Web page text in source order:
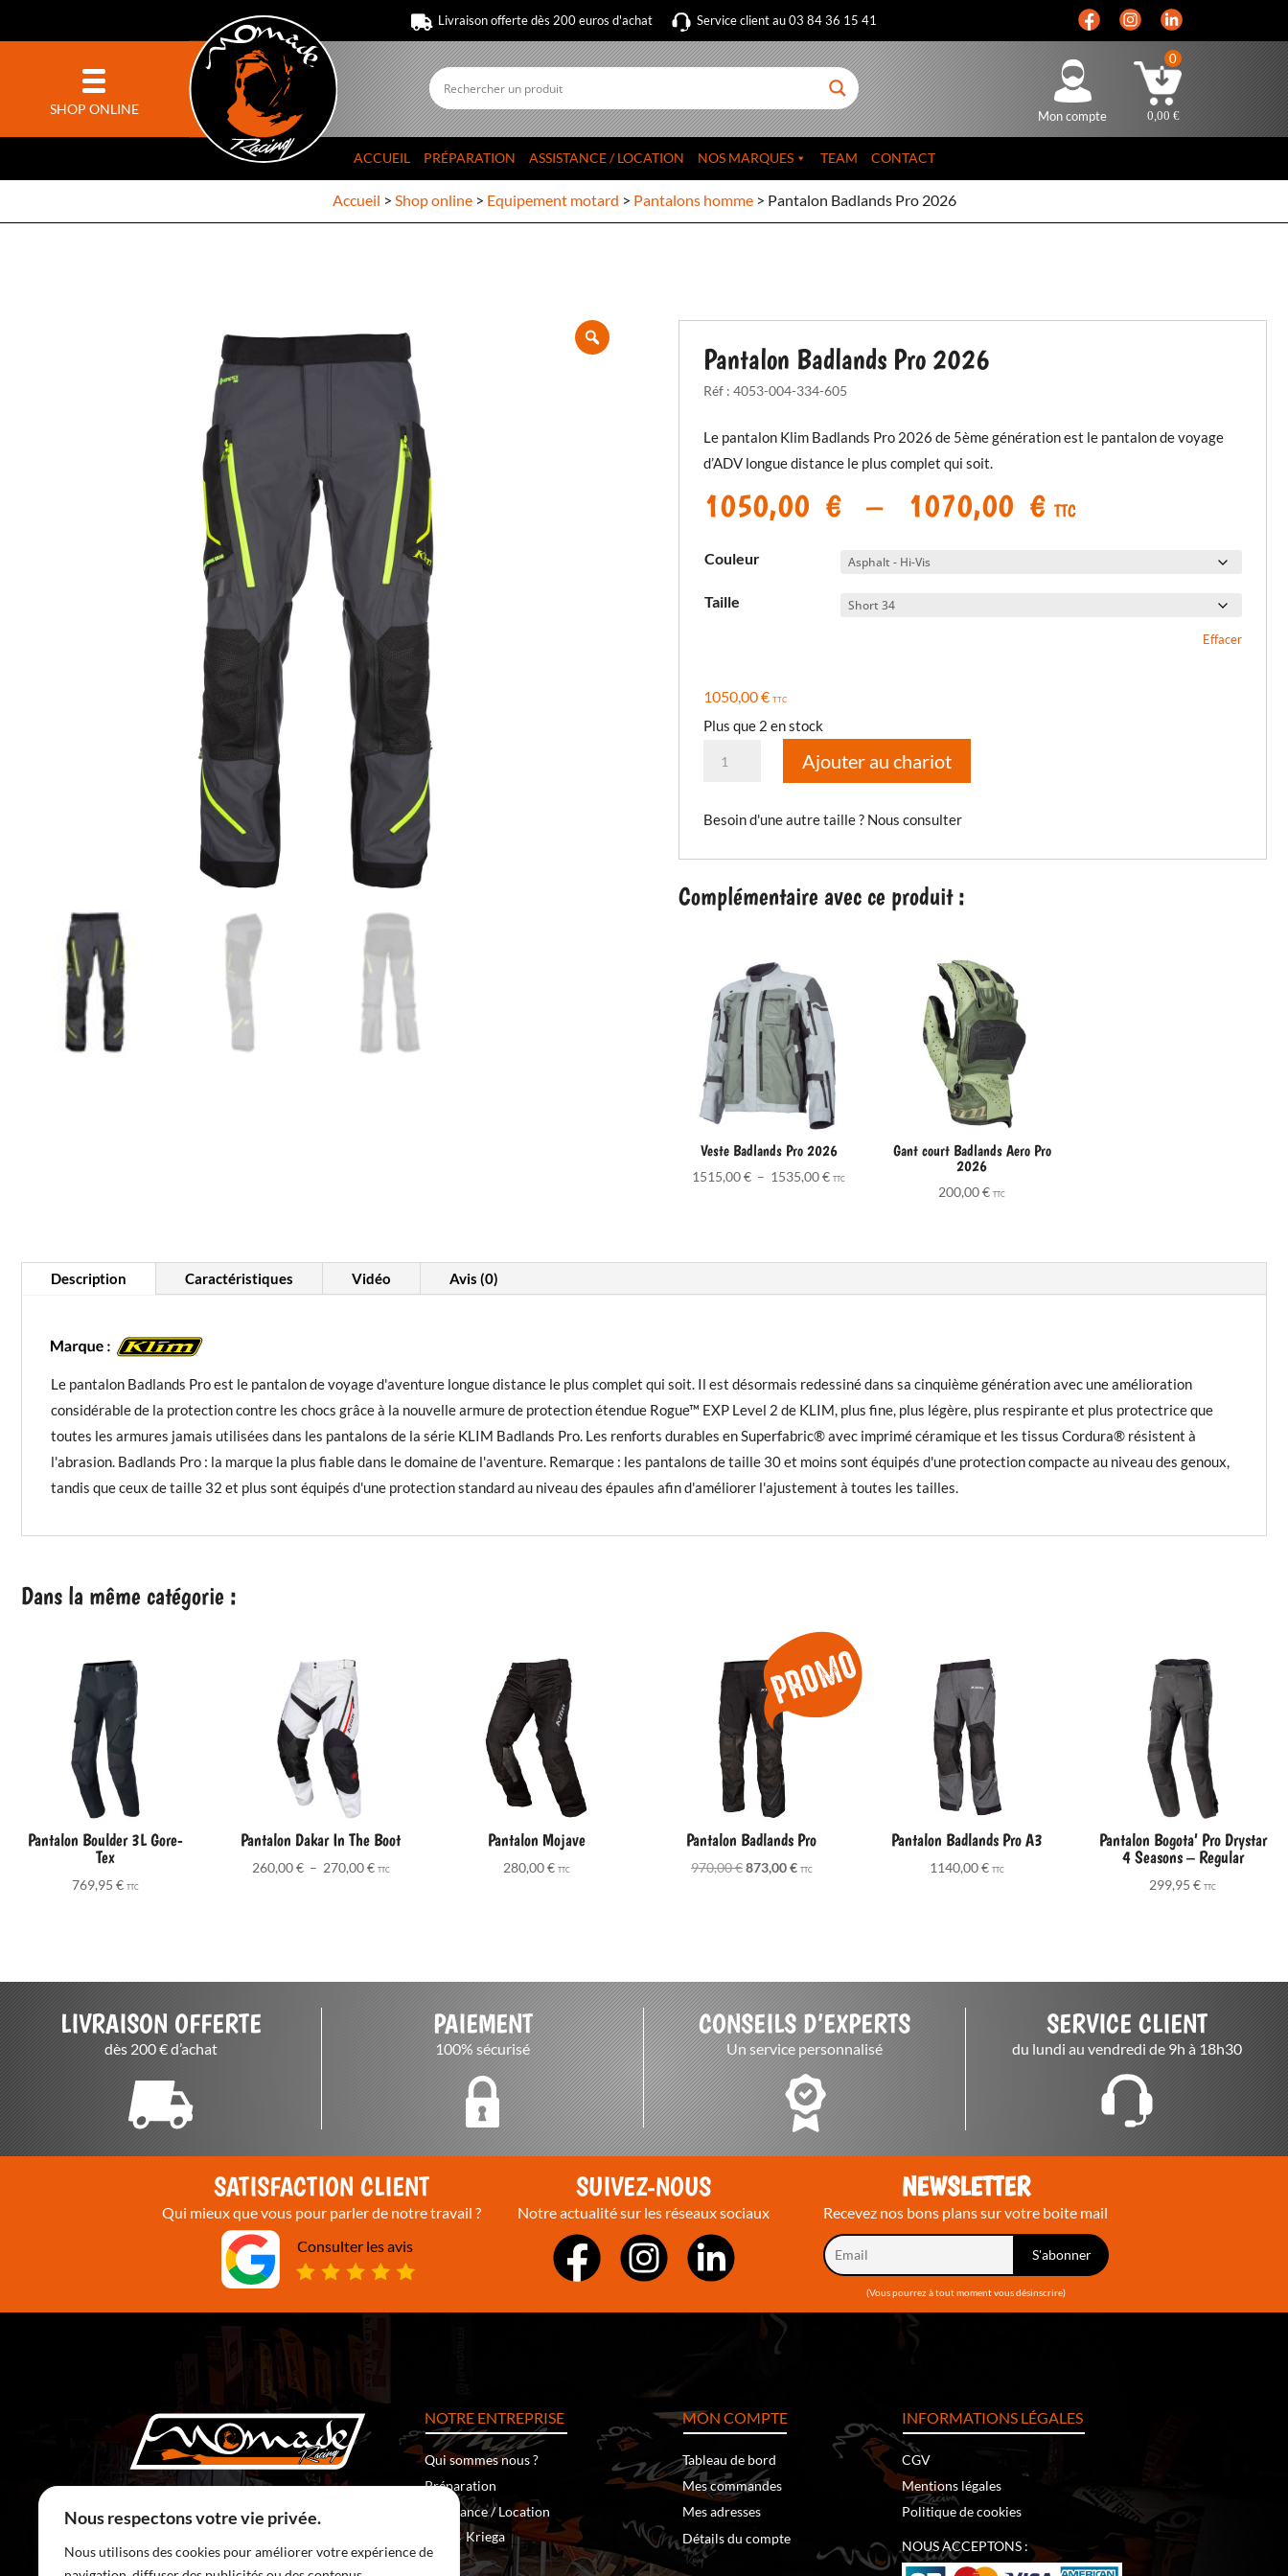
Nous respectons votre vie privée.
Nous utilisons des cookies pour améliorer votre expérience de
Livraison offerte dès 200 euros d'achat Service client au 03 84 36 15 41
SHOP ONLINE Mon compte
0
0,00 €
ACCUEIL PRÉPARATION ASSISTANCE / LOCATION NOS MARQUES TEAM CONTACT
Accueil > Shop online> Equipement motard > Pantalons homme> Pantalon Badlands Pro 2026
Pantalon Badlands Pro 2026
Réf : 4053-004-334-605
Le pantalon Klim Badlands Pro 2026 de 5ème génération est le pantalon de voyage
d’ADV longue distance le plus complet qui soit.
1050,00 € – 1070,00 €Plage
de
TTC
Couleur
Taille
Effacer
1050,00€ TTC
Plus que 2 en stock
Badlands
Pro
Ajouter au chariot
Besoin d'une autre taille ? Nous consulter
Complémentaire avec ce produit :
Veste Badlands Pro 2026
1515,00€ – 1535,00€Plage
à
TTC
Gant court Badlands Aero Pro
2026
200,00€ TTC
Description Caractéristiques Vidéo Avis (0)
Le pantalon Badlands Pro est le pantalon de voyage d'aventure longue distance le plus complet qui soit. Il est désormais redessiné dans sa cinquième génération avec une amélioration
considérable de la protection contre les chocs grâce à la nouvelle armure de protection étendue Rogue™ EXP Level 2 de KLIM, plus fine, plus légère, plus respirante et plus protectrice que
toutes les armures jamais utilisées dans les pantalons de la série KLIM Badlands Pro. Les renforts durables en Superfabric® avec imprimé céramique et les tissus Cordura® résistent à
l'abrasion. Badlands Pro : la marque la plus fiable dans le domaine de l'aventure. Remarque : les pantalons de taille 30 et moins sont équipés d'une protection compacte au niveau des genoux,
tandis que ceux de taille 32 et plus sont équipés d'une protection standard au niveau des épaules afin d'améliorer l'ajustement à toutes les tailles.
Dans la même catégorie :
Pantalon Boulder 3L Gore-
Tex
769,95 € TTC
Pantalon Dakar In The Boot
260,00€ – 270,00€Plage
TTC
Pantalon Mojave
280,00€ TTC
Pantalon Badlands Pro
970,00€Le
873,00€Le
TTC
Pantalon Badlands Pro A3
1140,00€ TTC
Pantalon Bogota’ Pro Drystar
4 Seasons – Regular
299,95€ TTC
LIVRAISON OFFERTE
dès 200 € d’achat
PAIEMENT
100% sécurisé
CONSEILS D’EXPERTS
Un service personnalisé
SERVICE CLIENT
du lundi au vendredi de 9h à 18h30
SATISFACTION CLIENT
Qui mieux que vous pour parler de notre travail ?
Consulter les avis
SUIVEZ-NOUS
Notre actualité sur les réseaux sociaux
NEWSLETTER
Recevez nos bons plans sur votre boite mail
(Vous pourrez à tout moment vous désinscrire)
5 Rte de Ronchamp
70400 Saulnot – France
NOTRE ENTREPRISE
Qui sommes nous ?
Préparation
Assistance / Location
‐ Kriega
MON COMPTE
Tableau de bord
Mes commandes
Mes adresses
Détails du compte
INFORMATIONS LÉGALES
CGV
Mentions légales
Politique de cookies
NOUS ACCEPTONS :